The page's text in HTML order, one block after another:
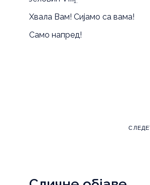
Хвала Вам! Сијамо са вама!
Само напред!